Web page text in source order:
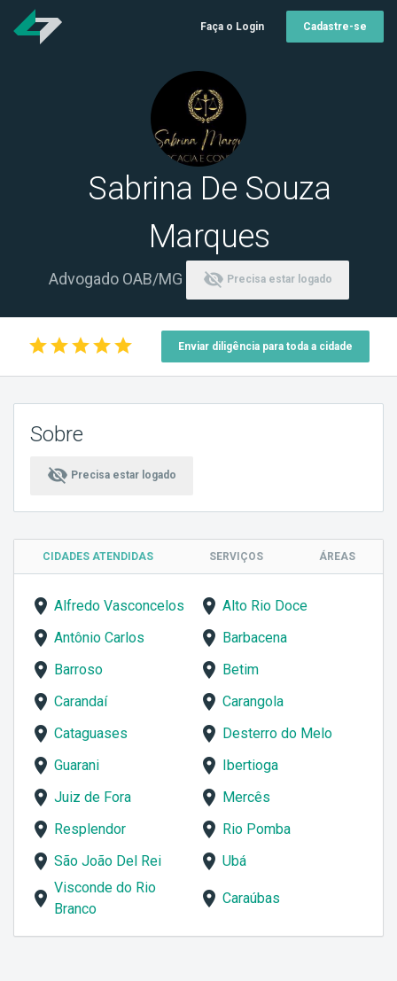
Faça o Login Cadastre-se
Sabrina De Souza
Marques
Advogado OAB/MG visibility_off Precisa estar logado
starstarstarstarstar Enviar diligência para toda a cidade
Sobre
visibility_off Precisa estar logado
CIDADES ATENDIDAS SERVIÇOS ÁREAS
Alfredo Vasconcelos
Alto Rio Doce
Antônio Carlos
Barbacena
Barroso
Betim
Carandaí
Carangola
Cataguases
Desterro do Melo
Guarani
Ibertioga
Juiz de Fora
Mercês
Resplendor
Rio Pomba
São João Del Rei
Ubá
Visconde do Rio
Branco
Caraúbas